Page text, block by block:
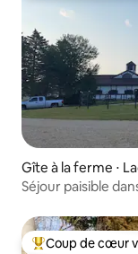
Gîte à la ferme ⋅
Séjour paisible
Coups de cœur
Coup de cœur